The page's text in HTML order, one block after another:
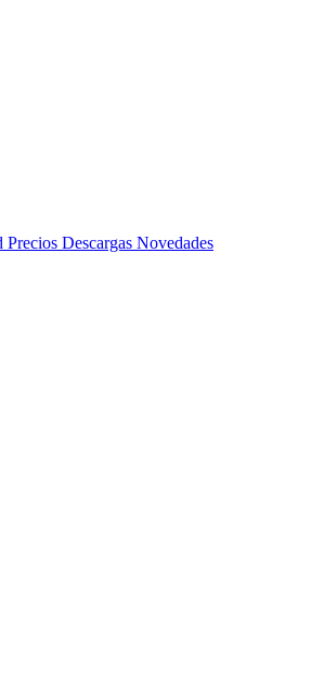
Precios Descargas Novedades